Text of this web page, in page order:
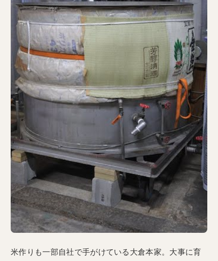
米作りも一部自社で手がけている大倉本家。大事に育